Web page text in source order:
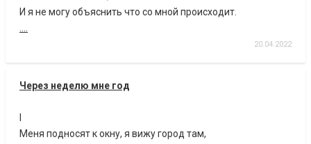
И я не могу объяснить что со мной происходит.
20.04.2022
Через неделю мне год
Меня подносят к окну, я вижу город там,